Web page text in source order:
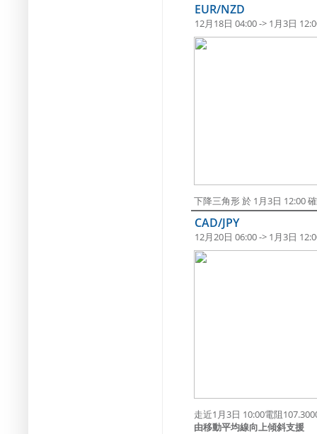
EUR/NZD
12月18日 04:00 -> 1月3日
下降三角形 於 1月3日 12:00
CAD/JPY
12月20日 06:00 -> 1月3日
走近1月3日 10:00電阻
由移動平均線向上傾斜支援